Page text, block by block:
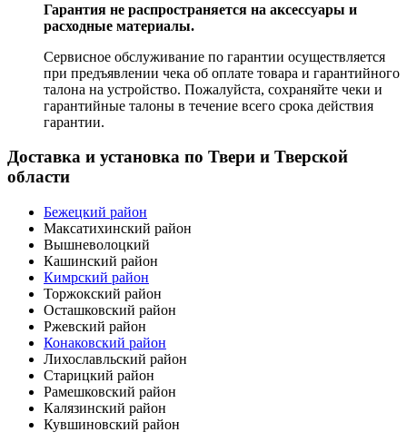
Гарантия не распространяется на аксессуары и
расходные материалы.
Сервисное обслуживание по гарантии осуществляется
при предъявлении чека об оплате товара и гарантийного
талона на устройство. Пожалуйста, сохраняйте чеки и
гарантийные талоны в течение всего срока действия
гарантии.
Доставка и установка по Твери и Тверской
области
Бежецкий район
Максатихинский район
Вышневолоцкий
Кашинский район
Кимрский район
Торжокский район
Осташковский район
Ржевский район
Конаковский район
Лихославльский район
Старицкий район
Рамешковский район
Калязинский район
Кувшиновский район